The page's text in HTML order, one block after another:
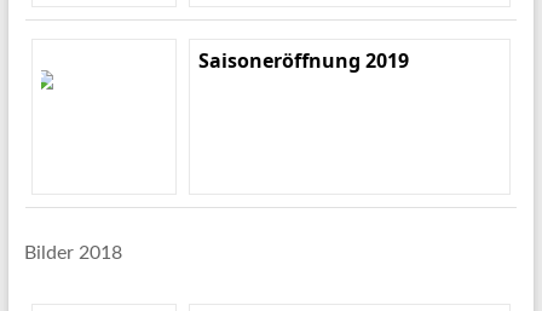
Saisoneröffnung 2019
Bilder 2018